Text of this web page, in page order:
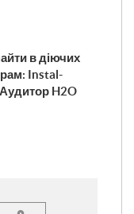
в діючих
Instal-
Аудитор H2O